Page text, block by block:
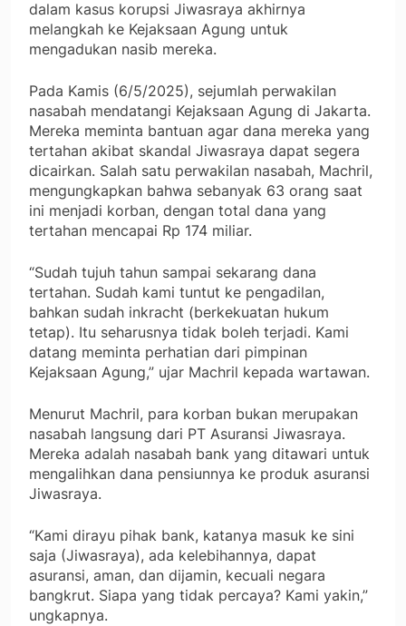
dalam kasus korupsi Jiwasraya akhirnya
melangkah ke Kejaksaan Agung untuk
mengadukan nasib mereka.
Pada Kamis (6/5/2025), sejumlah perwakilan
nasabah mendatangi Kejaksaan Agung di Jakarta.
Mereka meminta bantuan agar dana mereka yang
tertahan akibat skandal Jiwasraya dapat segera
dicairkan. Salah satu perwakilan nasabah, Machril,
mengungkapkan bahwa sebanyak 63 orang saat
ini menjadi korban, dengan total dana yang
tertahan mencapai Rp 174 miliar.
“Sudah tujuh tahun sampai sekarang dana
tertahan. Sudah kami tuntut ke pengadilan,
bahkan sudah inkracht (berkekuatan hukum
tetap). Itu seharusnya tidak boleh terjadi. Kami
datang meminta perhatian dari pimpinan
Kejaksaan Agung,” ujar Machril kepada wartawan.
Menurut Machril, para korban bukan merupakan
nasabah langsung dari PT Asuransi Jiwasraya.
Mereka adalah nasabah bank yang ditawari untuk
mengalihkan dana pensiunnya ke produk asuransi
Jiwasraya.
“Kami dirayu pihak bank, katanya masuk ke sini
saja (Jiwasraya), ada kelebihannya, dapat
asuransi, aman, dan dijamin, kecuali negara
bangkrut. Siapa yang tidak percaya? Kami yakin,”
ungkapnya.